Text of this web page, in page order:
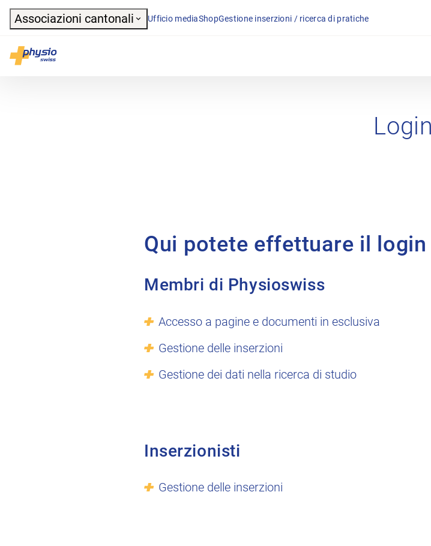
Header
Associazioni cantonali Ufficio mediaShopGestione inserzioni / ricerca di pratiche
Physioswiss
Navigazione principale
Login
Qui potete effettuare il
Membri di Physioswiss
Accesso a pagine e documenti in esclusiva
Gestione delle inserzioni
Gestione dei dati nella ricerca di studio
Inserzionisti
Gestione delle inserzioni